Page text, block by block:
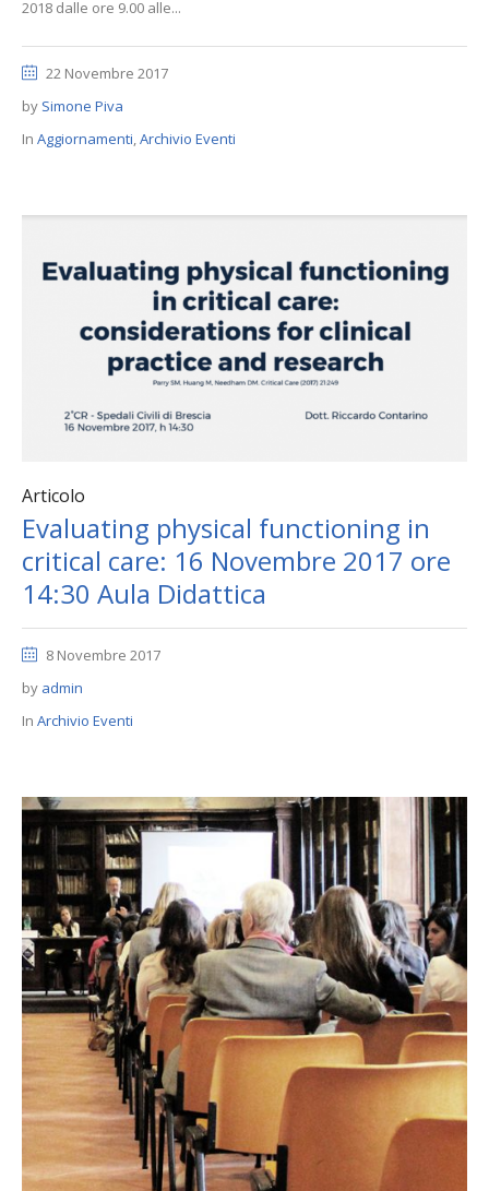
2018 dalle ore 9.00 alle...
22 Novembre 2017
by Simone Piva
In Aggiornamenti,Archivio Eventi
Articolo
Evaluating physical functioning in
critical care: 16 Novembre 2017 ore
14:30 Aula Didattica
8 Novembre 2017
by admin
In Archivio Eventi